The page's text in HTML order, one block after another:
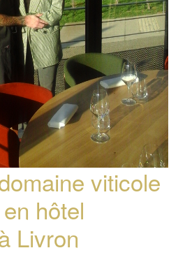
viticole
hôtel
Livron